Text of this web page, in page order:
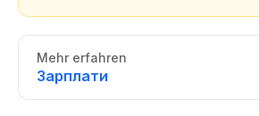
Mehr erfahren
Зарплати